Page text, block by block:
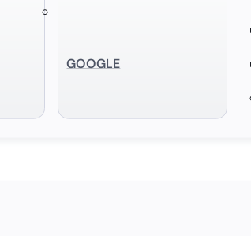
GOOGLE